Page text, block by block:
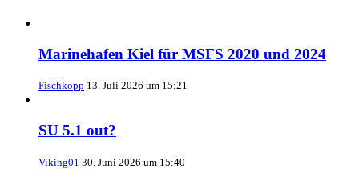
Marinehafen Kiel für MSFS 2020 und 2024
Fischkopp 13. Juli 2026 um 15:21
SU 5.1 out?
Viking01 30. Juni 2026 um 15:40